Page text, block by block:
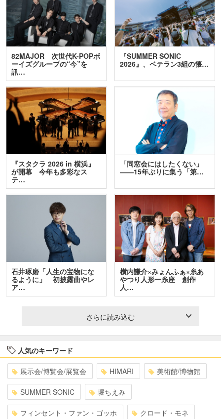
82MAJOR 次世代K-POPボ
ーイズグループの“今”を
訊…
『SUMMER SONIC
2026』、ベテラン3組の懐…
『スタクラ 2026 in 横浜』
が開幕 今年も多彩なス
テ…
「同窓会にはしたくない」
――15年ぶりに集う「第…
石井琢磨「人生の宝物にな
るように」 初披露曲やレ
ア…
横内謙介×みょんふぁ×糸あ
やつり人形一糸座 創作
人…
さらに読み込む
人気のキーワード
展示会/博覧会/展覧会 HIMARI 美術館/博物館
SUMMER SONIC 堀ちえみ
フィンセント・ファン・ゴッホ クロード・モネ